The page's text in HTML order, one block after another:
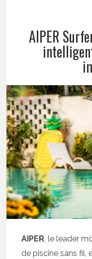
AIPER
AIPER, le leader
de piscine sans fil,